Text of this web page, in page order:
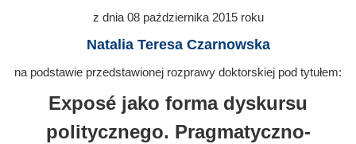
z dnia 08 października 2015roku
Natalia Teresa Czarnowska
na podstawie przedstawionej rozprawy doktorskiej pod tytułem:
Exposé jako forma dyskursu
politycznego. Pragmatyczno-